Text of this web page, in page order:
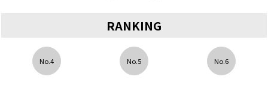
RANKING
No.4 No.5 No.6